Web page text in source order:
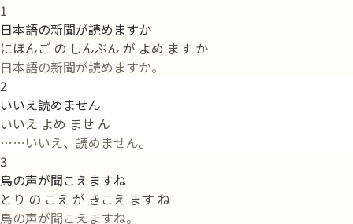
1
日本語の新聞が読めますか
にほんご の しんぶん が よめ ます か
日本語の新聞が読めますか。
2
いいえ読めません
いいえ よめ ませ ん
……いいえ、読めません。
3
鳥の声が聞こえますね
とり の こえ が きこえ ます ね
鳥の声が聞こえますね。